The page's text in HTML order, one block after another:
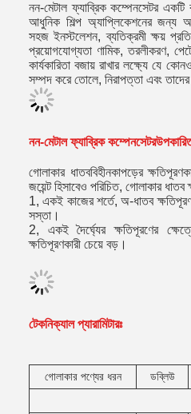
নন-মেটাল ফ্যাব্রিক কম্পেনসেটর
আধুনিক শিল্প অ্যাপ্লিকেশনের জন্য
সহজ ইনস্টলেশন, ব্যতিক্রমী ক্ষয়
প্রয়োগযোগ্যতা ণামিক, তরলীকরণ,
কার্যকারিতা বজায় রাখার লক্ষ্যে যে
সম্পদ করে তোলে, নিরাপত্তা এবং তাদের
নন-মেটাল ফ্যাব্রিক কম্পেনসেটর
গোলাকার ধাতববিহীনকাপড়ের
জয়েন্ট হিসাবেও পরিচিত, গোলাকার
1, একই কাজের শর্তে, অ-ধাতব
সস্তা।
2, একই দৈর্ঘ্যের ক্ষতিপূরণের
ক্ষতিপূরণকারী চেয়ে বড়।
টেকনিক্যাল প্যারামিটারঃ
গোলাকার পণ্যের ধরন ডব্লিউ